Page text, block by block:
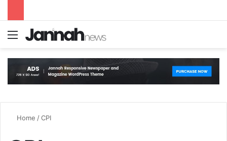
Menu
Home /CPI